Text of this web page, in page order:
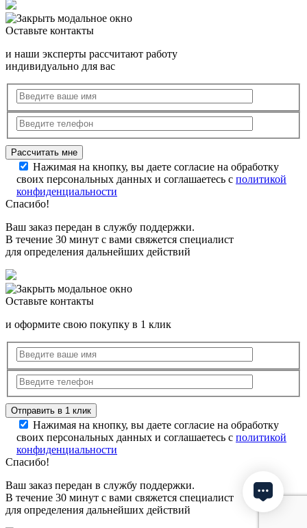
Оставьте контакты
и наши эксперты рассчитают работу
индивидуально для вас
Нажимая на кнопку, вы даете согласие на обработку
своих персональных данных и соглашаетесь с политикой
конфиденциальности
Спасибо!
Ваш заказ передан в службу поддержки.
В течение 30 минут с вами свяжется специалист
для определения дальнейших действий
Оставьте контакты
и оформите свою покупку в 1 клик
Нажимая на кнопку, вы даете согласие на обработку
своих персональных данных и соглашаетесь с политикой
конфиденциальности
Спасибо!
Ваш заказ передан в службу поддержки.
В течение 30 минут с вами свяжется специалист
для определения дальнейших действий